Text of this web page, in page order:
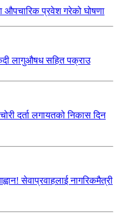
औपचारिक प्रवेश गरेको घोषणा
लागुऔषध सहित पक्राउ
दर्ता लगायतको निकास दिन
सेवाप्रवाहलाई नागरिकमैत्री